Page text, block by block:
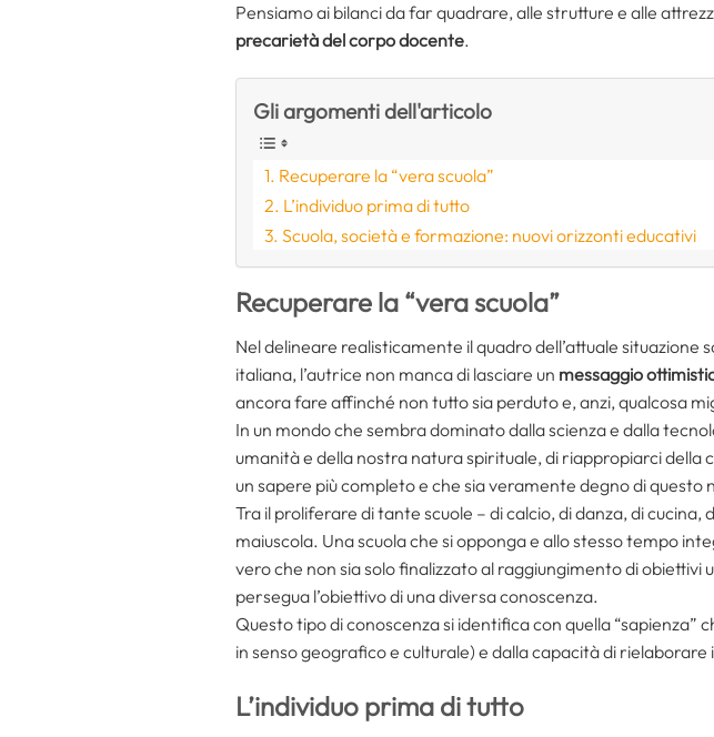
Pensiamo ai bilanci da far quadrare, alle strutture e alle
precarietà del corpo docente.
Gli argomenti dell'articolo
Recuperare la “vera scuola”
L’individuo prima di tutto
Scuola, società e formazione: nuovi orizzonti educativi
Recuperare la “vera scuola”
Nel delineare realisticamente il quadro dell’attuale
italiana, l’autrice non manca di lasciare un messaggio
ancora fare affinché non tutto sia perduto e, anzi, qualcosa
In un mondo che sembra dominato dalla scienza e dalla
umanità e della nostra natura spirituale, di riappropiarci della
un sapere più completo e che sia veramente degno di questo
Tra il proliferare di tante scuole – di calcio, di danza, di
maiuscola. Una scuola che si opponga e allo stesso tempo
vero che non sia solo finalizzato al raggiungimento di
persegua l’obiettivo di una diversa conoscenza.
Questo tipo di conoscenza si identifica con quella
in senso geografico e culturale) e dalla capacità di
L’individuo prima di tutto